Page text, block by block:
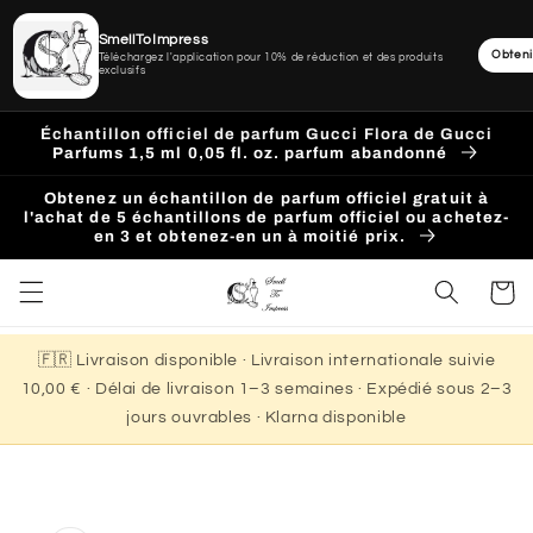
Ignorer
passer
au
Échantillon officiel de parfum Gucci Flora de Gucci
Parfums 1,5 ml 0,05 fl. oz. parfum abandonné
Obtenez un échantillon de parfum officiel gratuit à
l'achat de 5 échantillons de parfum officiel ou achetez-
en 3 et obtenez-en un à moitié prix.
Panier
🇫🇷 Livraison disponible · Livraison internationale suivie
10,00 € · Délai de livraison 1–3 semaines · Expédié sous 2–3
jours ouvrables · Klarna disponible
SmellToImpress
Téléchargez l'application pour 10% de réduction et des produits
exclusifs